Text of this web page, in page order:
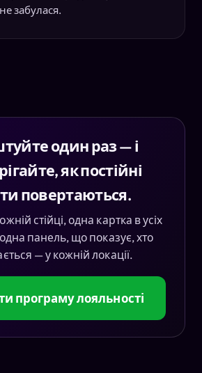
забулася.
один раз — і
як постійні
повертаються.
стійці, одна картка в усіх
панель, що показує, хто
— у кожній локації.
програму лояльності